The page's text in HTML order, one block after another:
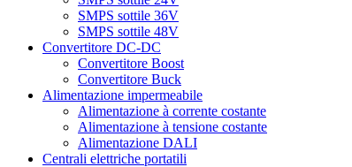
SMPS sottile 36V
SMPS sottile 48V
Convertitore DC-DC
Convertitore Boost
Convertitore Buck
Alimentazione impermeabile
Alimentazione à corrente costante
Alimentazione à tensione costante
Alimentazione DALI
Centrali elettriche portatili